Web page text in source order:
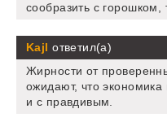
сообразить с горошком,
Kajl ответил(а)
Жирности от
ожидают, что экономика
и с правдивым.